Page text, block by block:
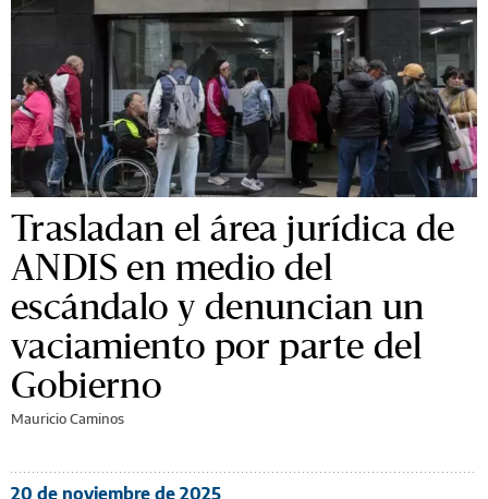
Trasladan el área jurídica de
ANDIS en medio del
escándalo y denuncian un
vaciamiento por parte del
Gobierno
Mauricio Caminos
20 de noviembre de 2025